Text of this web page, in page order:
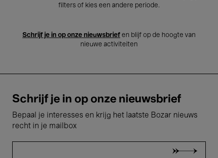
filters of kies een andere periode.
Schrijf je in op onze nieuwsbrief en blijf op de hoogte van
nieuwe activiteiten
Schrijf je in op onze nieuwsbrief
Bepaal je interesses en krijg het laatste Bozar nieuws
recht in je mailbox